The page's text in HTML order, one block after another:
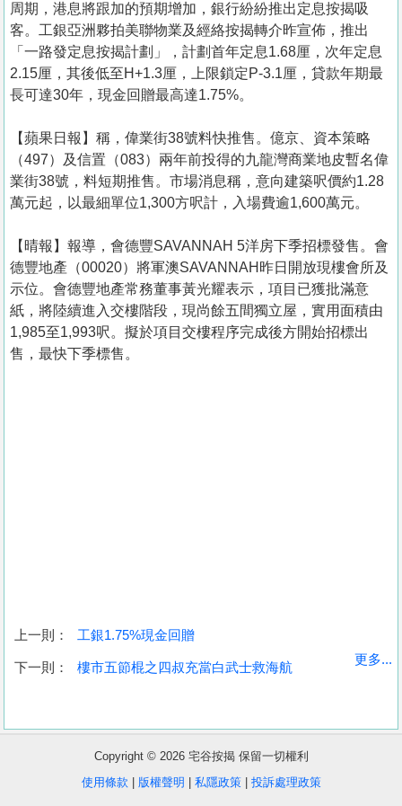
收
盤
周期，港息將跟加的預期增加，銀行紛紛推出定息按揭吸
客。工銀亞洲夥拍美聯物業及經絡按揭轉介昨宣佈，推出
「一路發定息按揭計劃」，計劃首年定息1.68厘，次年定息
2.15厘，其後低至H+1.3厘，上限鎖定P-3.1厘，貸款年期最
長可達30年，現金回贈最高達1.75%。
【蘋果日報】稱，偉業街38號料快推售。億京、資本策略
（497）及信置（083）兩年前投得的九龍灣商業地皮暫名偉
業街38號，料短期推售。市場消息稱，意向建築呎價約1.28
萬元起，以最細單位1,300方呎計，入場費逾1,600萬元。
【晴報】報導，會德豐SAVANNAH 5洋房下季招標發售。會
德豐地產（00020）將軍澳SAVANNAH昨日開放現樓會所及
示位。會德豐地產常務董事黃光耀表示，項目已獲批滿意
紙，將陸續進入交樓階段，現尚餘五間獨立屋，實用面積由
1,985至1,993呎。擬於項目交樓程序完成後方開始招標出
售，最快下季標售。
上一則： 工銀1.75%現金回贈
下一則： 樓市五節棍之四叔充當白武士救海航
更多...
Copyright © 2026 宅谷按揭 保留一切權利
使用條款
版權聲明 私隱政策| 投訴處理政策